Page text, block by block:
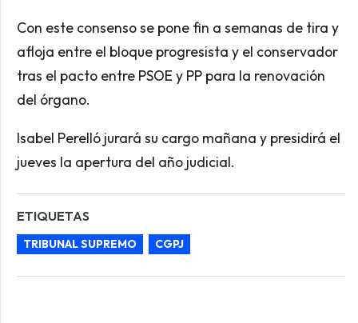
Con este consenso se pone fin a semanas de tira y
afloja entre el bloque progresista y el conservador
tras el pacto entre PSOE y PP para la renovación
del órgano.
Isabel Perelló jurará su cargo mañana y presidirá el
jueves la apertura del año judicial.
ETIQUETAS
TRIBUNAL SUPREMO CGPJ